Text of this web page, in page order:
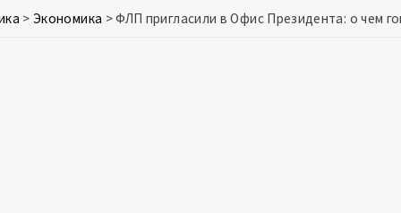
> Экономика >ФЛП пригласили в Офис Президента: о чем